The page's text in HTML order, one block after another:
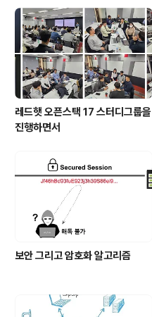
레드햇 오픈스택 17 스터디그룹을
진행하면서
보안 그리고 암호화 알고리즘